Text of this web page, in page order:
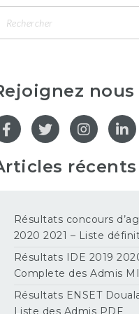
nous
récents
Résultats concours
2020 2021 – Liste
Résultats IDE 2019
Complete des Admis
Résultats ENSET
Liste des Admis PDF